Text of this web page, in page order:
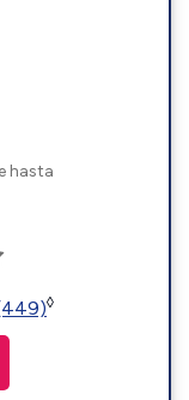
hasta
◊